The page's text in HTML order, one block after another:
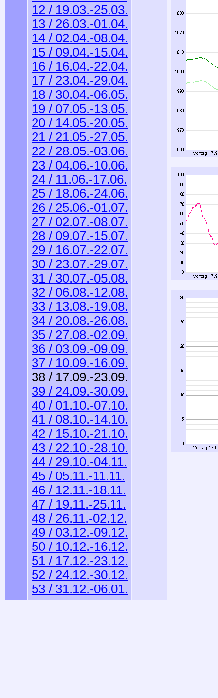
12 / 19.03.-25.03.
13 / 26.03.-01.04.
14 / 02.04.-08.04.
15 / 09.04.-15.04.
16 / 16.04.-22.04.
17 / 23.04.-29.04.
18 / 30.04.-06.05.
19 / 07.05.-13.05.
20 / 14.05.-20.05.
21 / 21.05.-27.05.
22 / 28.05.-03.06.
23 / 04.06.-10.06.
24 / 11.06.-17.06.
25 / 18.06.-24.06.
26 / 25.06.-01.07.
27 / 02.07.-08.07.
28 / 09.07.-15.07.
29 / 16.07.-22.07.
30 / 23.07.-29.07.
31 / 30.07.-05.08.
32 / 06.08.-12.08.
33 / 13.08.-19.08.
34 / 20.08.-26.08.
35 / 27.08.-02.09.
36 / 03.09.-09.09.
37 / 10.09.-16.09.
38 / 17.09.-23.09.
39 / 24.09.-30.09.
40 / 01.10.-07.10.
41 / 08.10.-14.10.
42 / 15.10.-21.10.
43 / 22.10.-28.10.
44 / 29.10.-04.11.
45 / 05.11.-11.11.
46 / 12.11.-18.11.
47 / 19.11.-25.11.
48 / 26.11.-02.12.
49 / 03.12.-09.12.
50 / 10.12.-16.12.
51 / 17.12.-23.12.
52 / 24.12.-30.12.
53 / 31.12.-06.01.